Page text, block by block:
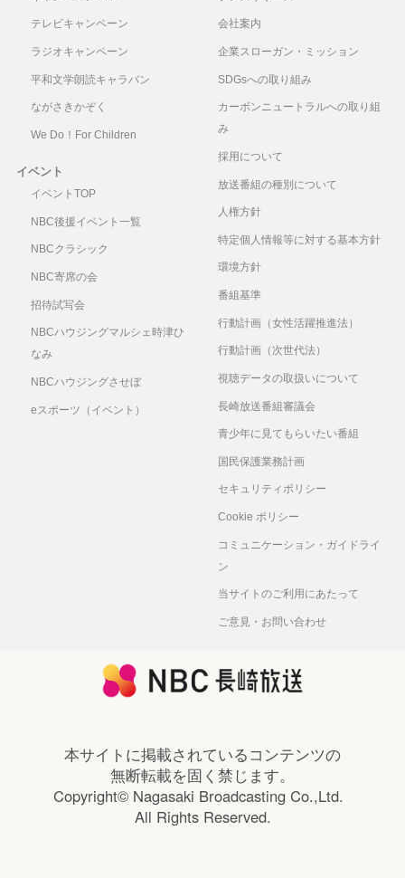
テレビキャンペーン
ラジオキャンペーン
平和文学朗読キャラバン
ながさきかぞく
We Do！For Children
イベント
イベントTOP
NBC後援イベント一覧
NBCクラシック
NBC寄席の会
招待試写会
NBCハウジングマルシェ時津ひ
なみ
NBCハウジングさせぼ
eスポーツ（イベント）
会社案内
企業スローガン・ミッション
SDGsへの取り組み
カーボンニュートラルへの取り組
み
採用について
放送番組の種別について
人権方針
特定個人情報等に対する基本方針
環境方針
番組基準
行動計画（女性活躍推進法）
行動計画（次世代法）
視聴データの取扱いについて
長崎放送番組審議会
青少年に見てもらいたい番組
国民保護業務計画
セキュリティポリシー
Cookie ポリシー
コミュニケーション・ガイドライ
ン
当サイトのご利用にあたって
ご意見・お問い合わせ
本サイトに掲載されているコンテンツの
無断転載を固く禁じます。
Copyright© Nagasaki Broadcasting Co.,Ltd.
All Rights Reserved.